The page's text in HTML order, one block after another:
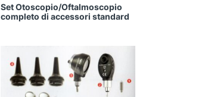
Set Otoscopio/Oftalmoscopio
completo di accessori standard